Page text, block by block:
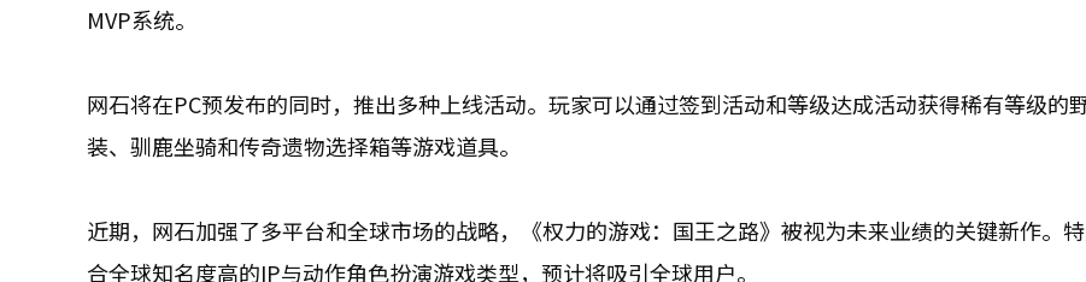
MVP系统。
网石将在PC预发布的同时，推出多种上线活动。玩家可以通过签到活动和等级达成活动获得稀有等级的
装、驯鹿坐骑和传奇遗物选择箱等游戏道具。
近期，网石加强了多平台和全球市场的战略，《权力的游戏：国王之路》被视为未来业绩的关键新作。
合全球知名度高的IP与动作角色扮演游戏类型，预计将吸引全球用户。